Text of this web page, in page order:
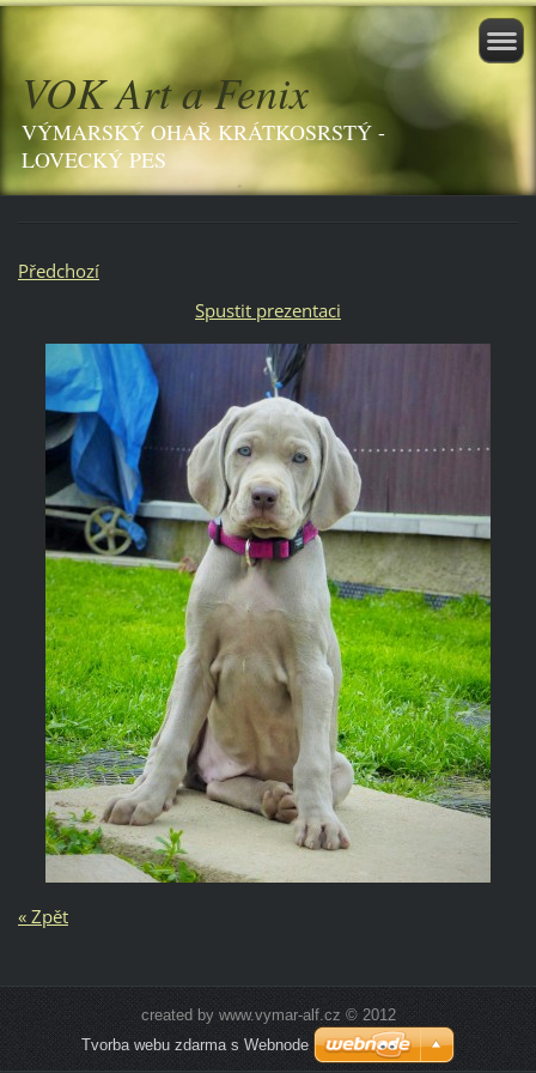
VOK Art a Fenix
VÝMARSKÝ OHAŘ KRÁTKOSRSTÝ -
LOVECKÝ PES
Předchozí
Spustit prezentaci
« Zpět
created by www.vymar-alf.cz © 2012
Tvorba webu zdarma s Webnode